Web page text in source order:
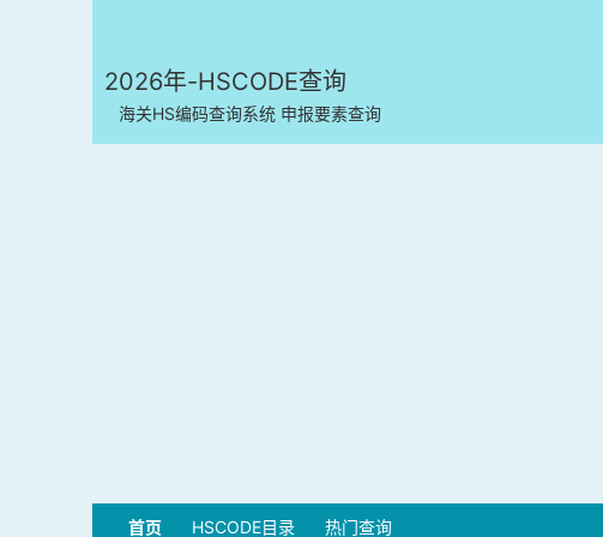
2026年-HSCODE查询
海关HS编码查询系统 申报要素查询
首页 HSCODE目录 热门查询